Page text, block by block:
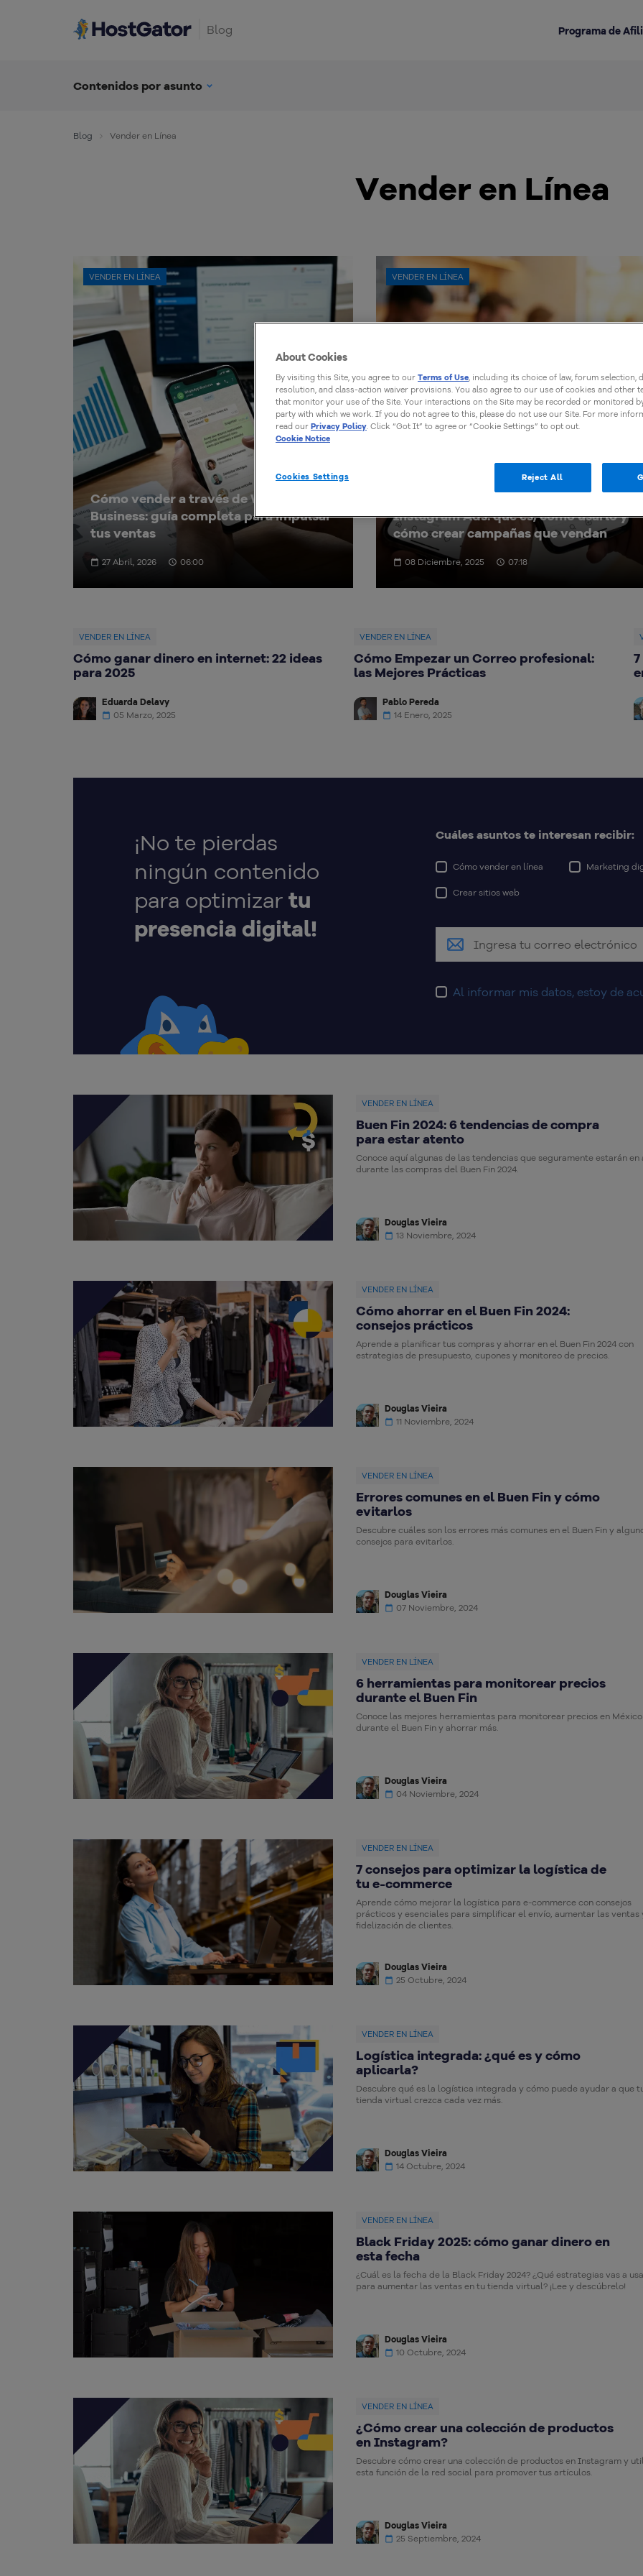
Blog Programa de
Contenidos por asunto
Blog Vender en Línea
Vender en Línea
VENDER EN LÍNEA
Cómo vender a través de WhatsApp
Business: guía completa para impulsar
tus ventas
27 Abril, 2026 06:00
VENDER EN LÍNEA
Instagram Ads: qué es, cómo usarlo y
cómo crear campañas que vendan
08 Diciembre, 2025 07:18
VENDER EN LÍNEA
Cómo ganar dinero en internet: 22 ideas
para 2025
Eduarda Delavy
05 Marzo, 2025
VENDER EN LÍNEA
Cómo Empezar un Correo profesional:
las Mejores Prácticas
Pablo Pereda
14 Enero, 2025
¡No te pierdas
ningún contenido
para optimizar tu
presencia digital!
Cuáles asuntos te interesan recibir:
Cómo vender en línea Marketing
Crear sitios web
Al informar mis datos, estoy de
VENDER EN LÍNEA
Buen Fin 2024: 6 tendencias de compra
para estar atento
Conoce aquí algunas de las tendencias que seguramente estarán en
durante las compras del Buen Fin 2024.
Douglas Vieira
13 Noviembre, 2024
VENDER EN LÍNEA
Cómo ahorrar en el Buen Fin 2024:
consejos prácticos
Aprende a planificar tus compras y ahorrar en el Buen Fin 2024 con
estrategias de presupuesto, cupones y monitoreo de precios.
Douglas Vieira
11 Noviembre, 2024
VENDER EN LÍNEA
Errores comunes en el Buen Fin y cómo
evitarlos
Descubre cuáles son los errores más comunes en el Buen Fin y
consejos para evitarlos.
Douglas Vieira
07 Noviembre, 2024
VENDER EN LÍNEA
6 herramientas para monitorear precios
durante el Buen Fin
Conoce las mejores herramientas para monitorear precios en México
durante el Buen Fin y ahorrar más.
Douglas Vieira
04 Noviembre, 2024
VENDER EN LÍNEA
7 consejos para optimizar la logística de
tu e-commerce
Aprende cómo mejorar la logística para e-commerce con consejos
prácticos y esenciales para simplificar el envío, aumentar las ventas
fidelización de clientes.
Douglas Vieira
25 Octubre, 2024
VENDER EN LÍNEA
Logística integrada: ¿qué es y cómo
aplicarla?
Descubre qué es la logística integrada y cómo puede ayudar a que
tienda virtual crezca cada vez más.
Douglas Vieira
14 Octubre, 2024
VENDER EN LÍNEA
Black Friday 2025: cómo ganar dinero en
esta fecha
¿Cuál es la fecha de la Black Friday 2024? ¿Qué estrategias vas a
para aumentar las ventas en tu tienda virtual? ¡Lee y descúbrelo!
Douglas Vieira
10 Octubre, 2024
VENDER EN LÍNEA
¿Cómo crear una colección de productos
en Instagram?
Descubre cómo crear una colección de productos en Instagram y
esta función de la red social para promover tus artículos.
Douglas Vieira
25 Septiembre, 2024
About Cookies
By visiting this Site, you agree to our Terms of Use, including its choice of law, forum selection,
resolution, and class-action waiver provisions. You also agree to our use of cookies and other
that monitor your use of the Site. Your interactions on the Site may be recorded or monitored
party with which we work. If you do not agree to this, please do not use our Site. For more
read our Privacy Policy. Click “Got It” to agree or “Cookie Settings” to opt out.
Cookie Notice
Cookies Settings Reject All